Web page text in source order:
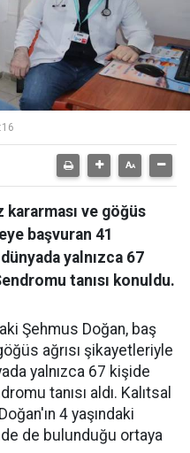
kararması ve göğüs
başvuran 41
yalnızca 67
tanısı konuldu.
Şehmus Doğan, baş
ağrısı şikayetleriyle
yalnızca 67 kişide
tanısı aldı. Kalıtsal
4 yaşındaki
de bulunduğu ortaya